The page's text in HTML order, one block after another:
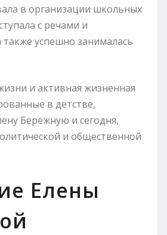
в организации школьных
с речами и
успешно занималась
и активная жизненная
в детстве,
Бережную и сегодня,
и общественной
Елены